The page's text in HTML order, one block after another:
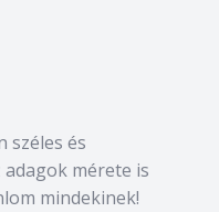
széles és
mérete is
mindekinek!